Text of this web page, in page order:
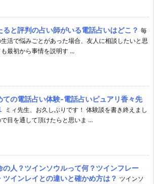
ると評判の占い師がいる電話占いはどこ？ 毎
生活で悩みごとがあった場合、友人に相談したいと思
最初から事情を説明す ...
ての電話占い体験-電話占いピュアリ香々先
ミィ先生、お久しぶりです！ 体験談を書き終えまし
目を通して頂けたらと思いま ...
の人？ツインソウルって何？ツインフレー
ツインレイとの違いと確かめ方は？ ツインソ